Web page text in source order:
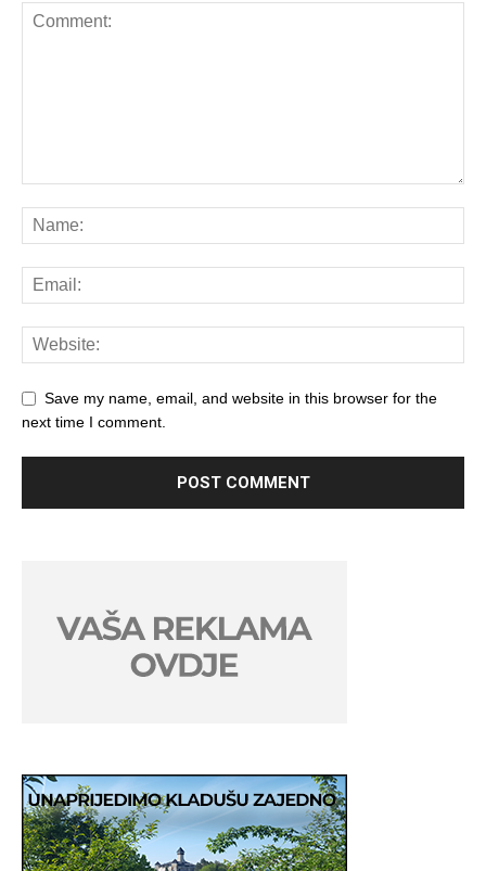
Save my name, email, and website in this browser for the
next time I comment.